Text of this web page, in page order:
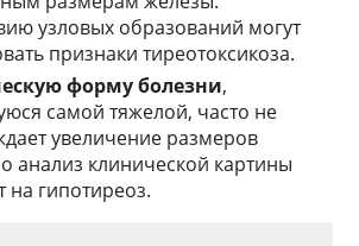
узловых образований могут
признаки тиреотоксикоза.
форму болезни,
самой тяжелой, часто не
увеличение размеров
анализ клинической картины
на гипотиреоз.